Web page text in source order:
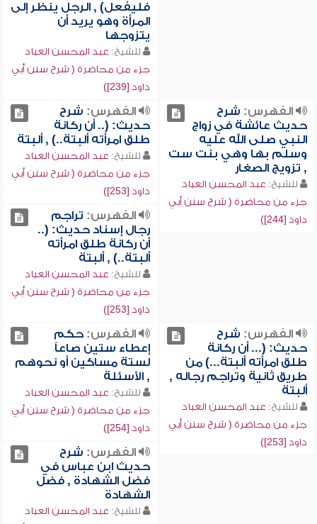
فليفعل) , الرجل ينظر إلى
المرأة وهو يريد أن
يتزوجها
للشيخ: عبد المحسن العباد
جزء من محاضرة ( شرح سنن أبي
داود [239])
الفهرس: شرح
حديث عائشة في زواج
النبي صلى الله عليه
وسلم بها وهي بنت ست
, تزويج الصغار
للشيخ: عبد المحسن العباد
جزء من محاضرة ( شرح سنن أبي
داود [244])
الفهرس: شرح
حديث: (.. أن ركانة
طلق امرأته ألبتة..) , ألبتة
للشيخ: عبد المحسن العباد
جزء من محاضرة ( شرح سنن أبي
داود [253])
الفهرس: تراجم
رجال إسناد حديث: (..
أن ركانة طلق امرأته
ألبتة..) , ألبتة
للشيخ: عبد المحسن العباد
جزء من محاضرة ( شرح سنن أبي
داود [253])
الفهرس: شرح
حديث: (... أن ركانة
طلق امرأته ألبتة...) من
طريق ثانية وتراجم رجاله ,
ألبتة
للشيخ: عبد المحسن العباد
جزء من محاضرة ( شرح سنن أبي
داود [253])
الفهرس:حكم
إعطاء ستين صاعاً
لستة مساكين أو نحوهم
, الأسئلة
للشيخ: عبد المحسن العباد
جزء من محاضرة ( شرح سنن أبي
داود [254])
الفهرس: شرح
حديث ابن عباس في
فضل الشهادة , فضل
الشهادة
للشيخ: عبد المحسن العباد